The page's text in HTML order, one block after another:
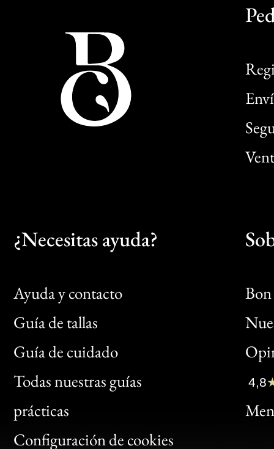
¿Necesitas ayuda?
Ayuda y contacto
Guía de tallas
Guía de cuidado
Todas nuestras guías
prácticas
Configuración de cookies
Bon
Clic
Bon
4,8